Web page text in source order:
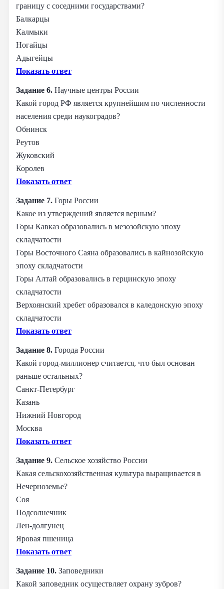
границу с соседними государствами?
Балкарцы
Калмыки
Ногайцы
Адыгейцы
Показать ответ
Задание 6. Научные центры России
Какой город РФ является крупнейшим по численности
населения среди наукоградов?
Обнинск
Реутов
Жуковский
Королев
Показать ответ
Задание 7. Горы России
Какое из утверждений является верным?
Горы Кавказ образовались в мезозойскую эпоху
складчатости
Горы Восточного Саяна образовались в кайнозойскую
эпоху складчатости
Горы Алтай образовались в герцинскую эпоху
складчатости
Верхоянский хребет образовался в каледонскую эпоху
складчатости
Показать ответ
Задание 8. Города России
Какой город-миллионер считается, что был основан
раньше остальных?
Санкт-Петербург
Казань
Нижний Новгород
Москва
Показать ответ
Задание 9. Сельское хозяйство России
Какая сельскохозяйственная культура выращивается в
Нечерноземье?
Соя
Подсолнечник
Лен-долгунец
Яровая пшеница
Показать ответ
Задание 10. Заповедники
Какой заповедник осуществляет охрану зубров?